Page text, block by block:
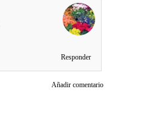
Responder
Añadir comentario